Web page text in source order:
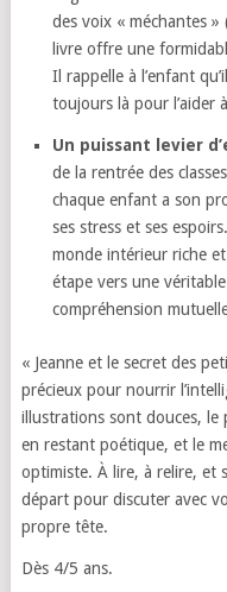
des voix « méchantes
livre offre une
Il rappelle à l’enfant
toujours là pour l’aider
Un puissant levier
de la rentrée des
chaque enfant a son
ses stress et ses
monde intérieur riche
étape vers une
compréhension
« Jeanne et le secret des
précieux pour nourrir
illustrations sont douces,
en restant poétique, et le
optimiste. À lire, à relire, et
départ pour discuter avec
propre tête.
Dès 4/5 ans.